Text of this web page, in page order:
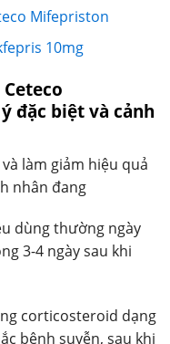
Mifepriston
10mg
đặc biệt và cảnh
làm giảm hiệu quả
nhân đang
dùng thường ngày
3-4 ngày sau khi
corticosteroid dạng
bệnh suyễn, sau khi